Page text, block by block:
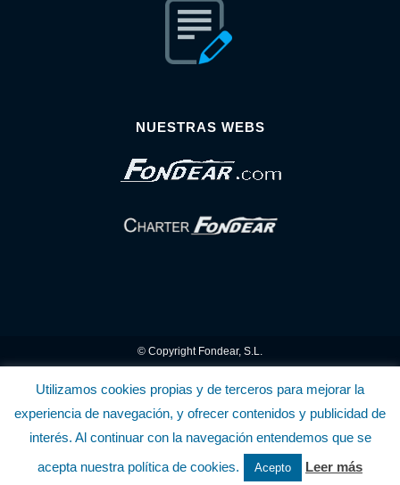
NUESTRAS WEBS
© Copyright Fondear, S.L.
Aunque se consideran exactas, declinamos toda responsabilidad sobre la
información y precios inscritos. Estas informaciones no son contractuales.
Política de privacidad y cookies .........................-......................... Política de utilización
Utilizamos cookies propias y de terceros para mejorar la
experiencia de navegación, y ofrecer contenidos y publicidad de
interés. Al continuar con la navegación entendemos que se
acepta nuestra política de cookies.
Acepto Leer más